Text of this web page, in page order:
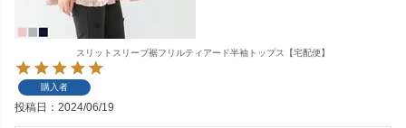
スリットスリーブ裾フリルティアード半袖トップス【宅配便】
購入者
投稿日 2024/06/19